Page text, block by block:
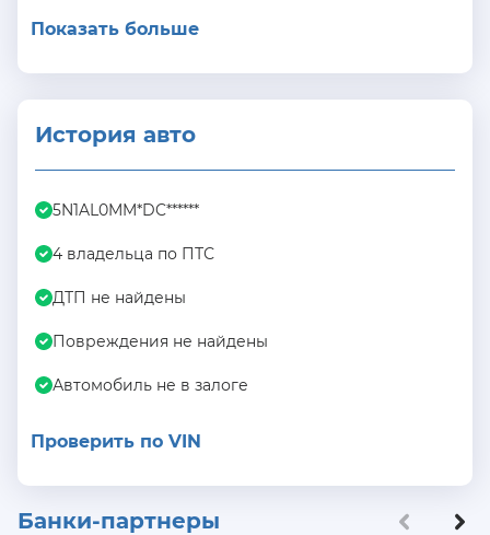
Показать больше
История авто
5N1AL0MM*DC******
4 владельца по ПТС
ДТП не найдены
Повреждения не найдены
Автомобиль не в залоге
Проверить по VIN
Банки-партнеры